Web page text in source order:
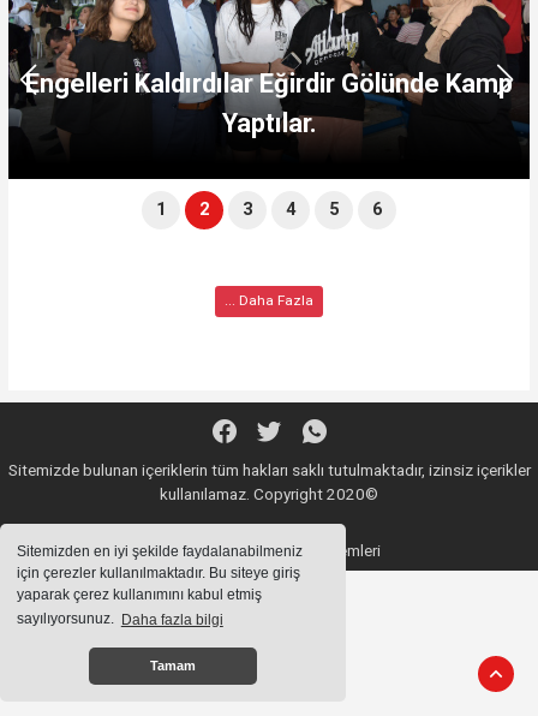
Sitemizden en iyi şekilde faydalanabilmeniz
için çerezler kullanılmaktadır. Bu siteye giriş
yaparak çerez kullanımını kabul etmiş
sayılıyorsunuz. Daha fazla bilgi
Tamam
Engelleri Kaldırdılar Eğirdir Gölünde Kamp
Yaptılar.
1 2 3 4 5 6
... Daha Fazla
Sitemizde bulunan içeriklerin tüm hakları saklı tutulmaktadır, izinsiz içerikler
kullanılamaz. Copyright 2020©
Haber Yazılımı:Haber Sistemleri